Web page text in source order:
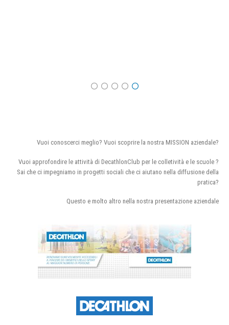
Vuoi conoscerci meglio? Vuoi scoprire la nostra MISSION aziendale?
Vuoi approfondire le attività di DecathlonClub per le colletività e le scuole ?
Sai che ci impegniamo in progetti sociali che ci aiutano nella diffusione della
pratica?
Questo e molto altro nella nostra presentazione aziendale